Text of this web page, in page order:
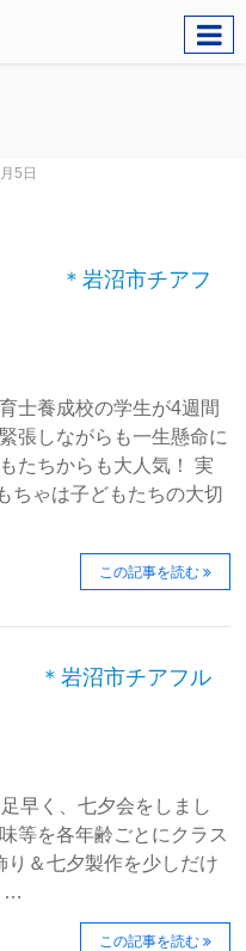
5日
岩沼市チアフ
士養成校の学生が4週間
張しながらも一生懸命に
たちからも大人気！ 実
ちゃは子どもたちの大切
この記事を読む
沼市チアフル
早く、七夕会をしまし
等を各年齢ごとにクラス
＆七夕製作を少しだけ
…
この記事を読む